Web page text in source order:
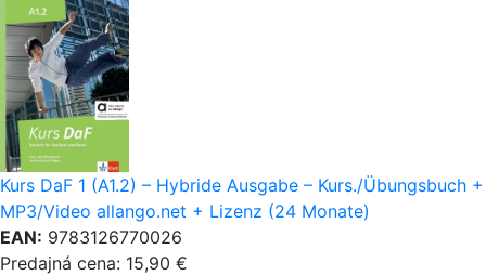
Kurs DaF 1 (A1.2) – Hybride Ausgabe – Kurs./Übungsbuch +
MP3/Video allango.net + Lizenz (24 Monate)
EAN: 9783126770026
Predajná cena: 15,90 €